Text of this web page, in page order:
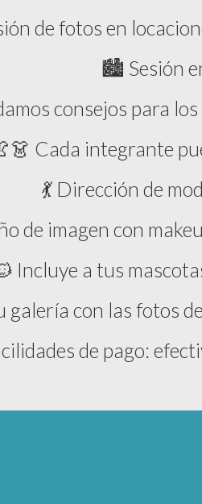
de fotos en
🏙️ Sesión
consejos para
Cada integrante
💃 Dirección de
de imagen con
Incluye a tus
galería con las fotos
de pago: